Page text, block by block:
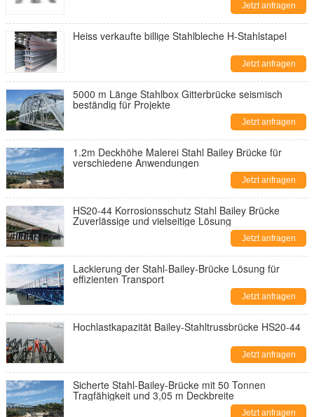
Jetzt anfragen
Heiss verkaufte billige Stahlbleche H-Stahlstapel
Jetzt anfragen
5000 m Länge Stahlbox Gitterbrücke seismisch
beständig für Projekte
Jetzt anfragen
1.2m Deckhöhe Malerei Stahl Bailey Brücke für
verschiedene Anwendungen
Jetzt anfragen
HS20-44 Korrosionsschutz Stahl Bailey Brücke
Zuverlässige und vielseitige Lösung
Jetzt anfragen
Lackierung der Stahl-Bailey-Brücke Lösung für
effizienten Transport
Jetzt anfragen
Hochlastkapazität Bailey-Stahltrussbrücke HS20-44
Jetzt anfragen
Sicherte Stahl-Bailey-Brücke mit 50 Tonnen
Tragfähigkeit und 3,05 m Deckbreite
Jetzt anfragen